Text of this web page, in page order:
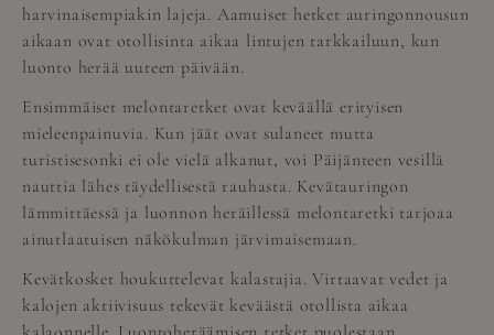
harvinaisempiakin lajeja. Aamuiset hetket auringonnousun
aikaan ovat otollisinta aikaa lintujen tarkkailuun, kun
luonto herää uuteen päivään.
Ensimmäiset melontaretket ovat keväällä erityisen
mieleenpainuvia. Kun jäät ovat sulaneet mutta
turistisesonki ei ole vielä alkanut, voi Päijänteen vesillä
nauttia lähes täydellisestä rauhasta. Kevätauringon
lämmittäessä ja luonnon heräillessä melontaretki tarjoaa
ainutlaatuisen näkökulman järvimaisemaan.
Kevätkosket houkuttelevat kalastajia. Virtaavat vedet ja
kalojen aktiivisuus tekevät keväästä otollista aikaa